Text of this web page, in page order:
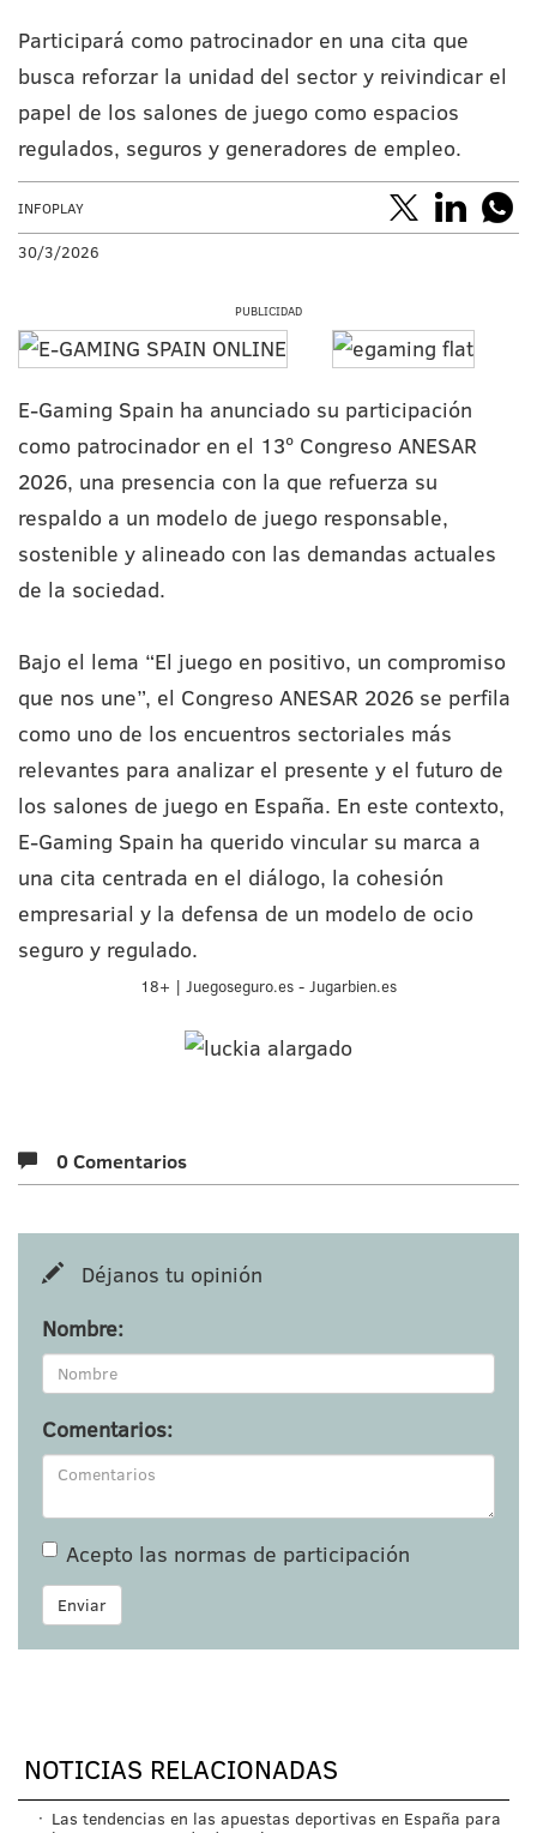
Participará como patrocinador en una cita que
busca reforzar la unidad del sector y reivindicar el
papel de los salones de juego como espacios
regulados, seguros y generadores de empleo.
INFOPLAY
30/3/2026
PUBLICIDAD
E-Gaming Spain ha anunciado su participación
como patrocinador en el 13º Congreso ANESAR
2026, una presencia con la que refuerza su
respaldo a un modelo de juego responsable,
sostenible y alineado con las demandas actuales
de la sociedad.
Bajo el lema “El juego en positivo, un compromiso
que nos une”, el Congreso ANESAR 2026 se perfila
como uno de los encuentros sectoriales más
relevantes para analizar el presente y el futuro de
los salones de juego en España. En este contexto,
E-Gaming Spain ha querido vincular su marca a
una cita centrada en el diálogo, la cohesión
empresarial y la defensa de un modelo de ocio
seguro y regulado.
18+ | Juegoseguro.es - Jugarbien.es
0 Comentarios
Déjanos tu opinión
Nombre:
Comentarios:
Acepto las normas de participación
Enviar
NOTICIAS RELACIONADAS
· Las tendencias en las apuestas deportivas en España para